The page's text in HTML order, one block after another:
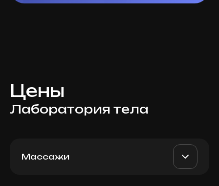
Цены
Лаборатория тела
Массажи